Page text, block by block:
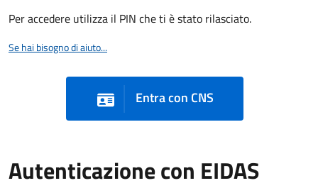
Per accedere utilizza il PIN che ti è stato rilasciato.
Se hai bisogno di aiuto...
Entra con CNS
Autenticazione con EIDAS